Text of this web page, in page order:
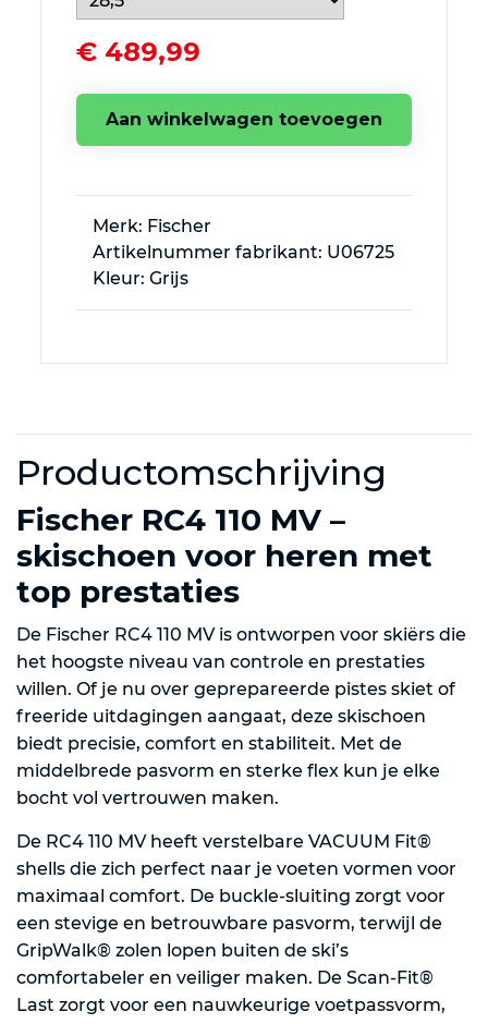
€ 489,99
Aan winkelwagen toevoegen
Merk: Fischer
Artikelnummer fabrikant: U06725
Kleur: Grijs
Productomschrijving
Fischer RC4 110 MV –
skischoen voor heren met
top prestaties
De Fischer RC4 110 MV is ontworpen voor skiërs die
het hoogste niveau van controle en prestaties
willen. Of je nu over geprepareerde pistes skiet of
freeride uitdagingen aangaat, deze skischoen
biedt precisie, comfort en stabiliteit. Met de
middelbrede pasvorm en sterke flex kun je elke
bocht vol vertrouwen maken.
De RC4 110 MV heeft verstelbare VACUUM Fit®
shells die zich perfect naar je voeten vormen voor
maximaal comfort. De buckle-sluiting zorgt voor
een stevige en betrouwbare pasvorm, terwijl de
GripWalk® zolen lopen buiten de ski’s
comfortabeler en veiliger maken. De Scan-Fit®
Last zorgt voor een nauwkeurige voetpassvorm,